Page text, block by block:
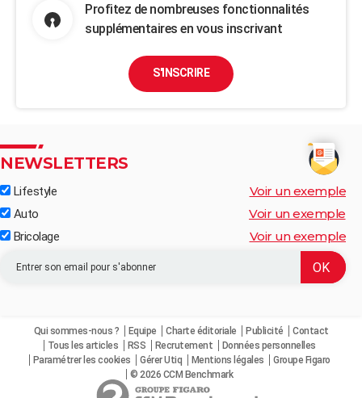
Profitez de nombreuses fonctionnalités
supplémentaires en vous inscrivant
S'INSCRIRE
NEWSLETTERS
Lifestyle Voir un exemple
Auto Voir un exemple
Bricolage Voir un exemple
Qui sommes-nous ? Equipe Charte éditoriale Publicité
Contact
Tous les articles
RSS Recrutement
Données personnelles
Paramétrer les cookies
Gérer Utiq Mentions légales
Groupe Figaro
© 2026 CCM Benchmark